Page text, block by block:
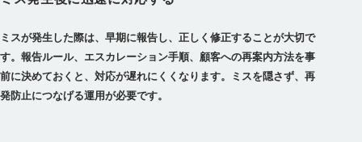
ミスが発生した際は、早期に報告し、正しく修正することが大切で
す。報告ルール、エスカレーション手順、顧客への再案内方法を事
前に決めておくと、対応が遅れにくくなります。ミスを隠さず、再
発防止につなげる運用が必要です。